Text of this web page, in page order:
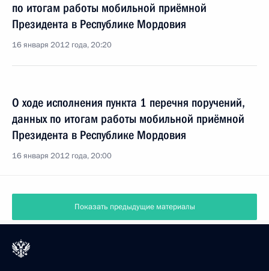
по итогам работы мобильной приёмной
Президента в Республике Мордовия
16 января 2012 года, 20:20
О ходе исполнения пункта 1 перечня поручений,
данных по итогам работы мобильной приёмной
Президента в Республике Мордовия
16 января 2012 года, 20:00
Показать предыдущие материалы